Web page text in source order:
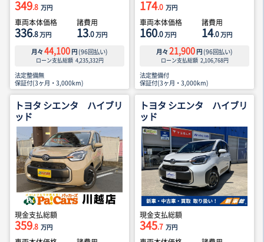
349.8 万円
車両本体価格
336.8万円
諸費用
13.0万円
月々 44,100 円 (96回払い)
ローン支払総額 4,235,332円
法定整備無
保証付(3ヶ月・3,000km)
174.0 万円
車両本体価格
160.0万円
諸費用
14.0万円
月々 21,900 円 (96回払い)
ローン支払総額 2,106,768円
法定整備付
保証付(3ヶ月・3,000km)
トヨタ シエンタ ハイブリ
ッド
現金支払総額
359.8 万円
トヨタ シエンタ ハイブリ
ッド
現金支払総額
345.7 万円